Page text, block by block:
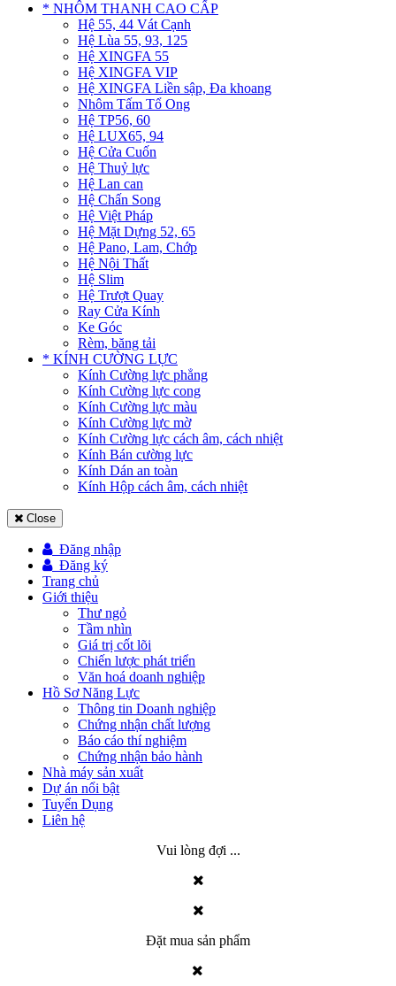
* NHÔM THANH CAO CẤP
Hệ 55, 44 Vát Cạnh
Hệ Lùa 55, 93, 125
Hệ XINGFA 55
Hệ XINGFA VIP
Hệ XINGFA Liền sập, Đa khoang
Nhôm Tấm Tổ Ong
Hệ TP56, 60
Hệ LUX65, 94
Hệ Cửa Cuốn
Hệ Thuỷ lực
Hệ Lan can
Hệ Chấn Song
Hệ Việt Pháp
Hệ Mặt Dựng 52, 65
Hệ Pano, Lam, Chớp
Hệ Nội Thất
Hệ Slim
Hệ Trượt Quay
Ray Cửa Kính
Ke Góc
Rèm, băng tải
* KÍNH CƯỜNG LỰC
Kính Cường lực phẳng
Kính Cường lực cong
Kính Cường lực màu
Kính Cường lực mờ
Kính Cường lực cách âm, cách nhiệt
Kính Bán cường lực
Kính Dán an toàn
Kính Hộp cách âm, cách nhiệt
Close
Đăng nhập
Đăng ký
Trang chủ
Giới thiệu
Thư ngỏ
Tầm nhìn
Giá trị cốt lõi
Chiến lược phát triển
Văn hoá doanh nghiệp
Hồ Sơ Năng Lực
Thông tin Doanh nghiệp
Chứng nhận chất lượng
Báo cáo thí nghiệm
Chứng nhận bảo hành
Nhà máy sản xuất
Dự án nổi bật
Tuyển Dụng
Liên hệ
Vui lòng đợi ...
Đặt mua sản phẩm